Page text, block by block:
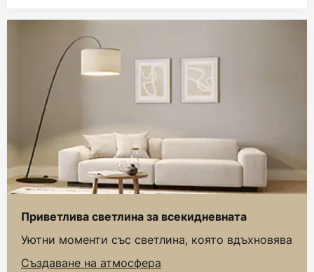
Приветлива светлина за всекидневната
Уютни моменти със светлина, която вдъхновява
Създаване на атмосфера